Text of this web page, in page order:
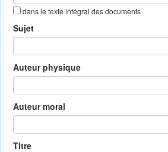
dans le texte intégral des documents
Sujet
Auteur physique
Auteur moral
Titre